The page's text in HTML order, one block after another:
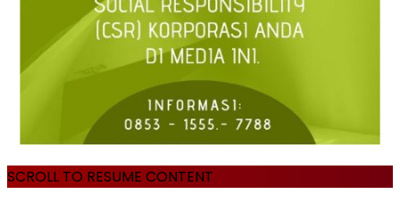
SCROLL TO RESUME CONTENT